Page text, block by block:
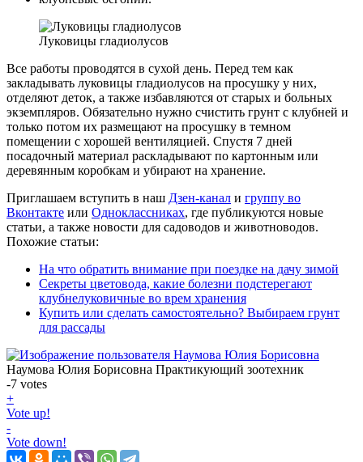
Луковицы гладиолусов
Все работы проводятся в сухой день. Перед тем как
закладывать луковицы гладиолусов на просушку у них,
отделяют деток, а также избавляются от старых и больных
экземпляров. Обязательно нужно счистить грунт с клубней и
только потом их размещают на просушку в темном
помещении с хорошей вентиляцией. Спустя 7 дней
посадочный материал раскладывают по картонным или
деревянным коробкам и убирают на хранение.
Приглашаем вступить в наш Дзен-канал и группу во
Вконтакте или Одноклассниках, где публикуются новые
статьи, а также новости для садоводов и животноводов.
Похожие статьи:
На что обратить внимание при поездке на дачу зимой
Секреты цветовода, какие болезни подстерегают
клубнелуковичные во врем хранения
Купить или сделать самостоятельно? Выбираем грунт
для рассады
Наумова Юлия Борисовна Практикующий зоотехник
-7 votes
+
Vote up!
-
Vote down!